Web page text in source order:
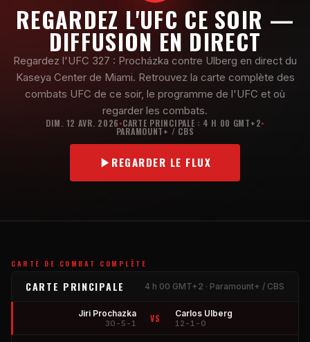
REGARDEZ L'UFC CE SOIR —
DIFFUSION EN DIRECT
Regardez l'UFC 327 : Procházka contre Ulberg en direct du
Kaseya Center de Miami. Retrouvez la carte complète des
combats UFC de ce soir, le programme de l'UFC et où
regarder les combats.
DIM. 12 AVR. 2026 •CARTE PRINCIPALE : 4 H 00 GMT+2•
PARAMOUNT+ / CBS
REGARDER LE FLUX
CARTE DE COMBAT COMPLÈTE
CARTE PRINCIPALE 4 h 00 GMT+2 · Paramount+ / CBS
Jiri Prochazka
30-5-1 VS Carlos Ulberg
12-1-0